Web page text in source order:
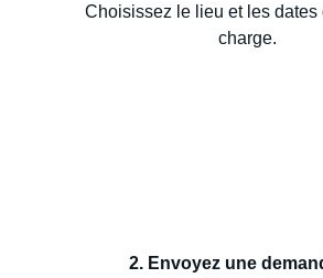
Choisissez le lieu et les dates
charge.
2. Envoyez une